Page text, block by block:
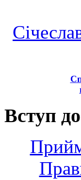
Вступ